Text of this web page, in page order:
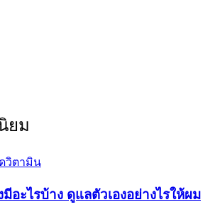
ยม
อะไรบ้าง ดูแลตัวเองอย่างไรให้ผม